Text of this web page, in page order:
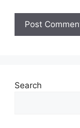
Search